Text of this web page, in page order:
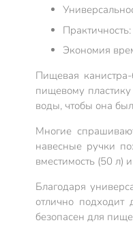
Экономия
Пищевая
пищевому
воды, чтобы она
Многие
навесные ручки
вместимость (50 л)
Благодаря
отлично
безопасен для